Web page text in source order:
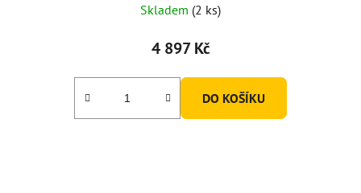
Skladem (2 ks)
4 897 Kč
DO KOŠÍKU